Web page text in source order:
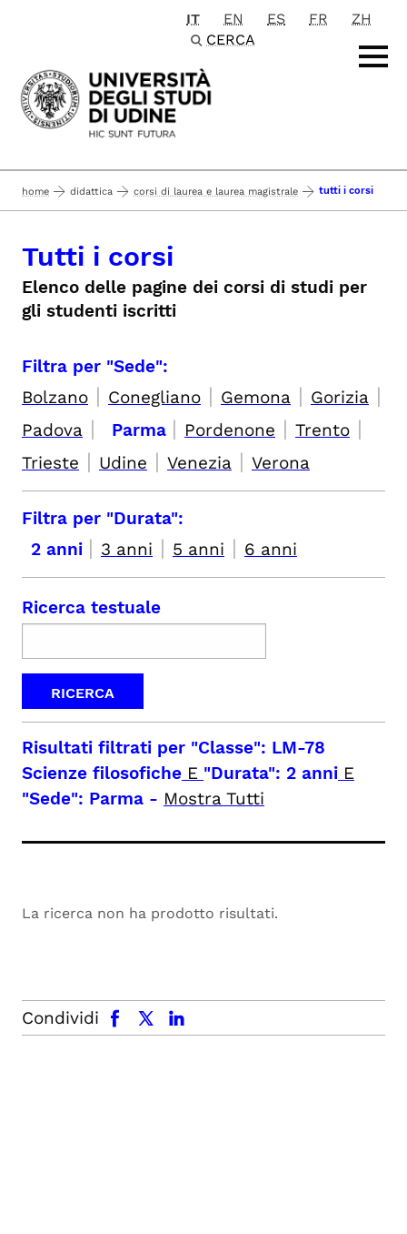
Passa al contenuto principale
IT EN ES FR
ZH
CERCA
home didattica corsi di laurea e laurea magistrale tutti i corsi
Tutti i corsi
Elenco delle pagine dei corsi di studi per
gli studenti iscritti
Filtra per "Sede":
Bolzano | Conegliano | Gemona | Gorizia |
Padova | Parma | Pordenone | Trento |
Trieste | Udine | Venezia | Verona
Filtra per "Durata":
2 anni | 3 anni | 5 anni | 6 anni
Ricerca testuale
Risultati filtrati per "Classe": LM-78
Scienze filosofiche E "Durata": 2 anni E
"Sede": Parma - Mostra Tutti
La ricerca non ha prodotto risultati.
Condividi
facebook x.com linkedin